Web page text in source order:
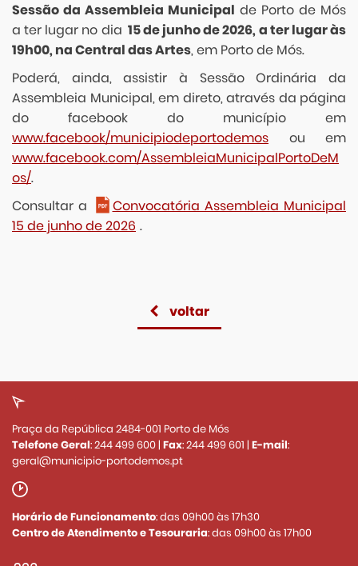
Sessão da Assembleia Municipal de Porto de Mós
a ter lugar no dia 15 de junho de 2026, a ter lugar às
19h00, na Central das Artes, em Porto de Mós.
Poderá, ainda, assistir à Sessão Ordinária da
Assembleia Municipal, em direto, através da página
do facebook do município em
www.facebook/municipiodeportodemos ou em
www.facebook.com/AssembleiaMunicipalPortoDeM
os/.
Consultar a
Convocatória Assembleia Municipal
15 de junho de 2026 .
voltar
Praça da República 2484-001 Porto de Mós
Telefone Geral:244 499 600| Fax:244 499 601 | E-mail:
geral@municipio-portodemos.pt
Horário de Funcionamento: das 09h00 às 17h30
Centro de Atendimento e Tesouraria: das 09h00 às 17h00